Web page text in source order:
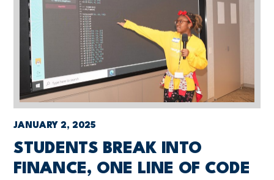
JANUARY 2, 2025
STUDENTS BREAK INTO
FINANCE, ONE LINE OF CODE